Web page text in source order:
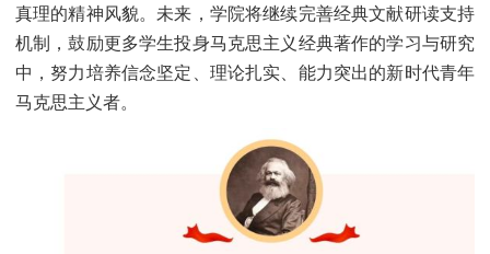
真理的精神风貌。未来，学院将继续完善经典文献研读支持
机制，鼓励更多学生投身马克思主义经典著作的学习与研究
中，努力培养信念坚定、理论扎实、能力突出的新时代青年
马克思主义者。